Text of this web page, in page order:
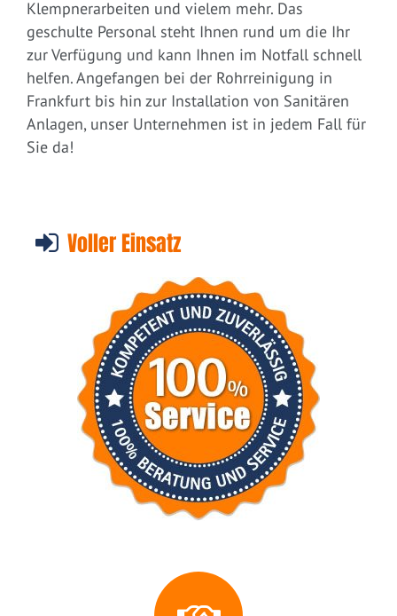
Klempnerarbeiten und vielem mehr. Das
geschulte Personal steht Ihnen rund um die Ihr
zur Verfügung und kann Ihnen im Notfall schnell
helfen. Angefangen bei der Rohrreinigung in
Frankfurt bis hin zur Installation von Sanitären
Anlagen, unser Unternehmen ist in jedem Fall für
Sie da!
Voller Einsatz